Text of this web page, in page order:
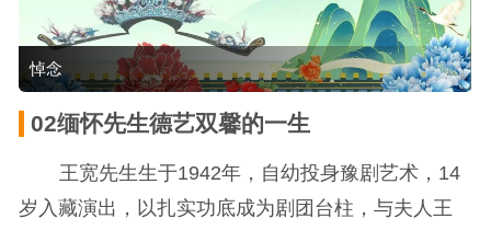
悼念
02缅怀先生德艺双馨的一生
王宽先生生于1942年，自幼投身豫剧艺术，14
岁入藏演出，以扎实功底成为剧团台柱，与夫人王